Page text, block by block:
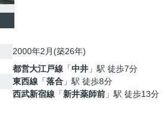
2000年2月(築26年)
都営大江戸線 「中井 」駅 徒歩7分
東西線 「落合 」駅 徒歩8分
西武新宿線 「新井薬師前 」駅 徒歩13分